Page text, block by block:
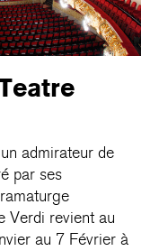
admirateur de
par ses
Verdi revient au
au 7 Février à